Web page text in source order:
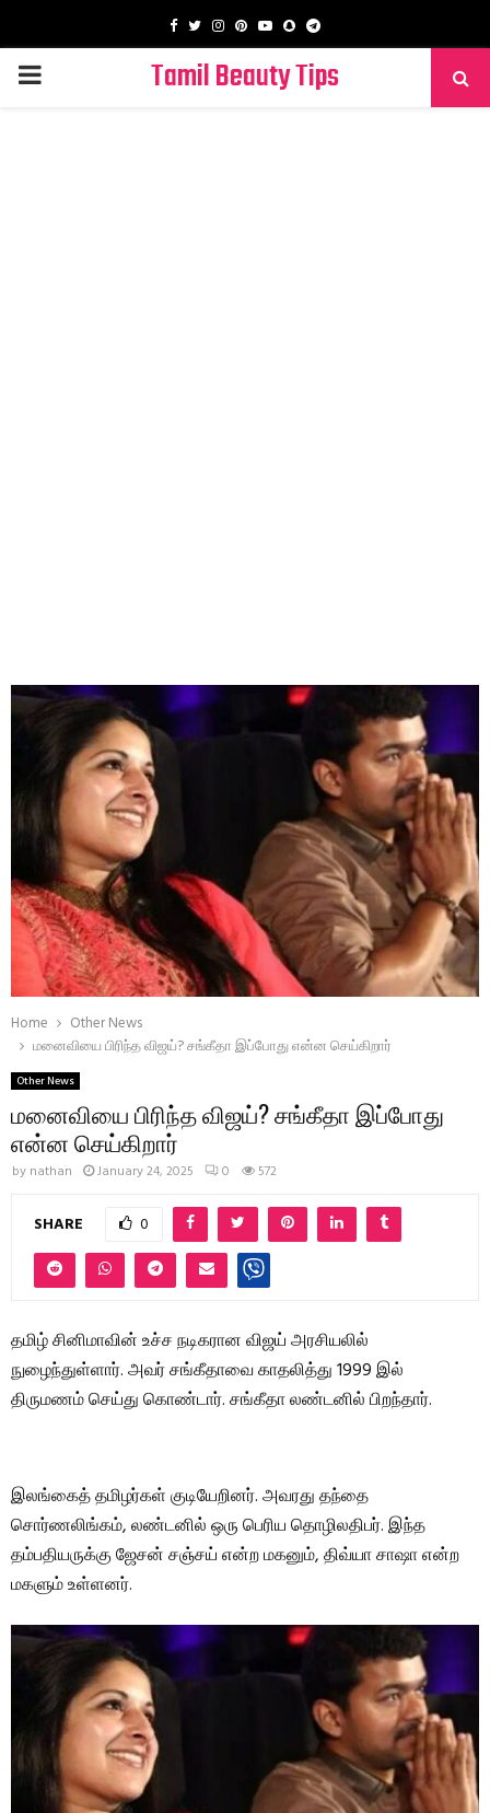
Facebook
TwitterInstagram
PinterestYoutube
SnapchatTelegram
PRIMARY
Tamil Beauty Tips
Home
Other News
மனைவியை பிரிந்த விஜய்? சங்கீதா இப்போது என்ன செய்கிறார்
Other News
மனைவியை பிரிந்த விஜய்? சங்கீதா இப்போது
என்ன செய்கிறார்
by nathan January 24, 2025 0 572
SHARE 0
தமிழ் சினிமாவின் உச்ச நடிகரான விஜய் அரசியலில்
நுழைந்துள்ளார். அவர் சங்கீதாவை காதலித்து 1999 இல்
திருமணம் செய்து கொண்டார். சங்கீதா லண்டனில் பிறந்தார்.
இலங்கைத் தமிழர்கள் குடியேறினர். அவரது தந்தை
சொர்ணலிங்கம், லண்டனில் ஒரு பெரிய தொழிலதிபர். இந்த
தம்பதியருக்கு ஜேசன் சஞ்சய் என்ற மகனும், திவ்யா சாஷா என்ற
மகளும் உள்ளனர்.